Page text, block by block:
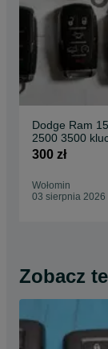
Dodge Ram
2500 3500
pilot keyless
300 zł
Wołomin
03 sierpnia 2026
Zobacz